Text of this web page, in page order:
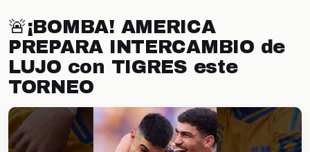
🚨¡BOMBA! AMERICA
PREPARA INTERCAMBIO de
LUJO con TIGRES este
TORNEO